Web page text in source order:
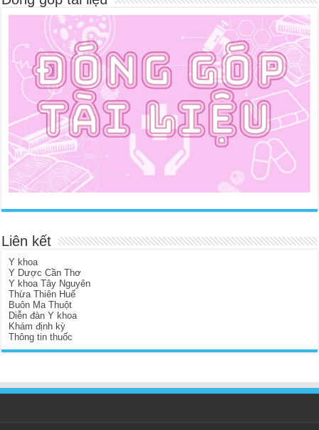
Liên kết
Y khoa
Y Dược Cần Thơ
Y khoa Tây Nguyên
Thừa Thiên Huế
Buôn Ma Thuột
Diễn đàn Y khoa
Khám định kỳ
Thông tin thuốc